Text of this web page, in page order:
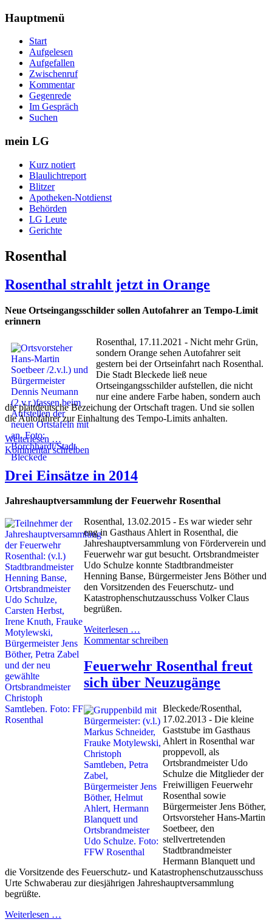
Hauptmenü
Start
Aufgelesen
Aufgefallen
Zwischenruf
Kommentar
Gegenrede
Im Gespräch
Suchen
mein LG
Kurz notiert
Blaulichtreport
Blitzer
Apotheken-Notdienst
Behörden
LG Leute
Gerichte
Rosenthal
Rosenthal strahlt jetzt in Orange
Neue Ortseingangsschilder sollen Autofahrer an Tempo-Limit
erinnern
Rosenthal, 17.11.2021 - Nicht mehr Grün,
sondern Orange sehen Autofahrer seit
gestern bei der Ortseinfahrt nach Rosenthal.
Die Stadt Bleckede ließ neue
Ortseingangsschilder aufstellen, die nicht
nur eine andere Farbe haben, sondern auch
die plattdeutsche Bezeichung der Ortschaft tragen. Und sie sollen
die Autofahrer zur Einhaltung des Tempo-Limits anhalten.
Weiterlesen …
Kommentar schreiben
Drei Einsätze in 2014
Jahreshauptversammlung der Feuerwehr Rosenthal
Rosenthal, 13.02.2015 - Es war wieder sehr
eng in Gasthaus Ahlert in Rosenthal, die
Jahreshauptversammlung von Förderverein und
Feuerwehr war gut besucht. Ortsbrandmeister
Udo Schulze konnte Stadtbrandmeister
Henning Banse, Bürgermeister Jens Böther und
den Vorsitzenden des Feuerschutz- und
Katastrophenschutzausschuss Volker Claus
begrüßen.
Weiterlesen …
Kommentar schreiben
Feuerwehr Rosenthal freut
sich über Neuzugänge
Bleckede/Rosenthal,
17.02.2013 - Die kleine
Gaststube im Gasthaus
Ahlert in Rosenthal war
proppevoll, als
Ortsbrandmeister Udo
Schulze die Mitglieder der
Freiwilligen Feuerwehr
Rosenthal sowie
Bürgermeister Jens Böther,
Ortsvorsteher Hans-Martin
Soetbeer, den
stellvertretenden
Stadtbrandmeister
Hermann Blanquett und
die Vorsitzende des Feuerschutz- und Katastrophenschutzausschuss
Urte Schwaberau zur diesjährigen Jahreshauptversammlung
begrüßte.
Weiterlesen …